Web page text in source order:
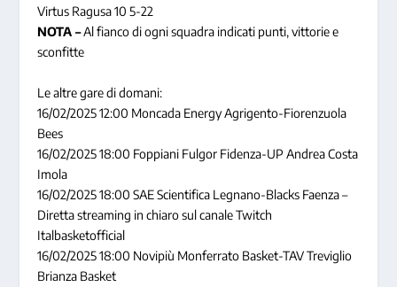
Virtus Ragusa 10 5-22
NOTA –Al fianco di ogni squadra indicati punti, vittorie e
sconfitte
Le altre gare di domani:
16/02/2025 12:00 Moncada Energy Agrigento-Fiorenzuola
Bees
16/02/2025 18:00 Foppiani Fulgor Fidenza-UP Andrea Costa
Imola
16/02/2025 18:00 SAE Scientifica Legnano-Blacks Faenza –
Diretta streaming in chiaro sul canale Twitch
Italbasketofficial
16/02/2025 18:00 Novipiù Monferrato Basket-TAV Treviglio
Brianza Basket